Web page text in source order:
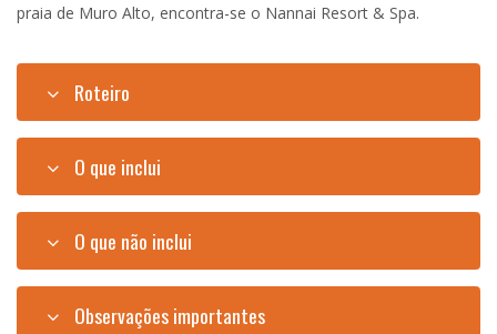
praia de Muro Alto, encontra-se o Nannai Resort & Spa.
Roteiro
O que inclui
O que não inclui
Observações importantes